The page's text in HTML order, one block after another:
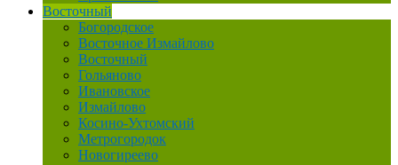
Восточный
Богородское
Восточное Измайлово
Восточный
Гольяново
Ивановское
Измайлово
Косино-Ухтомский
Метрогородок
Новогиреево